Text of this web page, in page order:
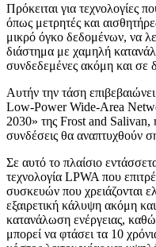
Πρόκειται για τεχνολογίες
όπως μετρητές και
μικρό όγκο δεδομένων, να
διάστημα με χαμηλή
συνδεδεμένες ακόμη και σε
Αυτήν την τάση
Low-Power Wide-Area
2030» της Frost and Salivan,
συνδέσεις θα αναπτυχθούν
Σε αυτό το πλαίσιο
τεχνολογία LPWA που
συσκευών που χρειάζονται
εξαιρετική κάλυψη ακόμη
κατανάλωση ενέργειας,
μπορεί να φτάσει τα 10